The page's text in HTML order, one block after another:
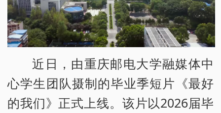
近日，由重庆邮电大学融媒体中
心学生团队摄制的毕业季短片《最好
的我们》正式上线。该片以2026届毕